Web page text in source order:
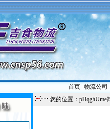
首页| 物流公司
您的位置：pHqghUme